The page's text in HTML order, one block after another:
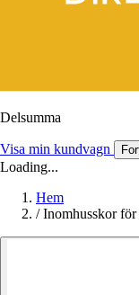
Delsumma
Visa min kundvagn
Loading...
Hem
/ Inomhusskor